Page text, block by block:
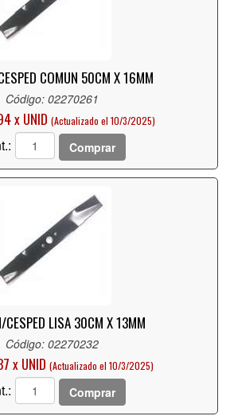
COMUN 50CM X 16MM
Código: 02270261
x UNID (Actualizado el 10/3/2025)
Comprar
CESPED LISA 30CM X 13MM
Código: 02270232
x UNID (Actualizado el 10/3/2025)
Comprar